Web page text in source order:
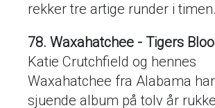
rekker tre artige runder i timen.
78. Waxahatchee - Tigers
Katie Crutchfield og hennes
Waxahatchee fra Alabama
sjuende album på tolv år